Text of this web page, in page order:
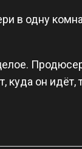
в одну
куда он идёт,